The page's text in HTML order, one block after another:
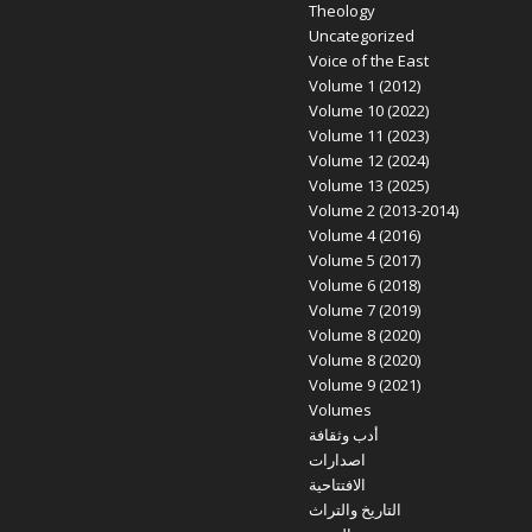
Theology
Uncategorized
Voice of the East
Volume 1 (2012)
Volume 10 (2022)
Volume 11 (2023)
Volume 12 (2024)
Volume 13 (2025)
Volume 2 (2013-2014)
Volume 4 (2016)
Volume 5 (2017)
Volume 6 (2018)
Volume 7 (2019)
Volume 8 (2020)
Volume 8 (2020)
Volume 9 (2021)
Volumes
أدب وثقافة
اصدارات
الافتتاحية
التاريخ والتراث